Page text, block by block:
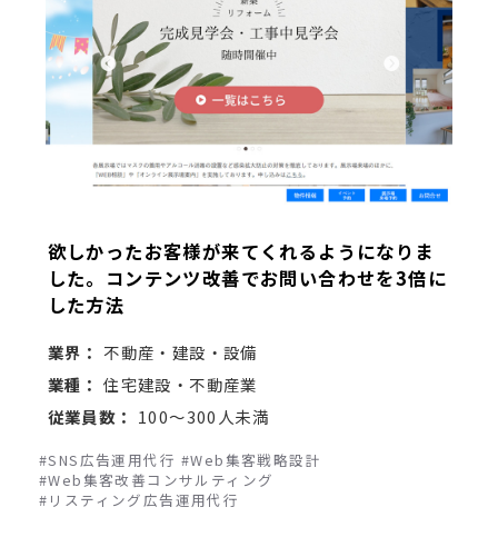
欲しかったお客様が来てくれるようになりま
した。コンテンツ改善でお問い合わせを3倍に
した方法
業界： 不動産・建設・設備
業種： 住宅建設・不動産業
従業員数： 100～300人未満
#SNS広告運用代行 #Web集客戦略設計
#Web集客改善コンサルティング
#リスティング広告運用代行